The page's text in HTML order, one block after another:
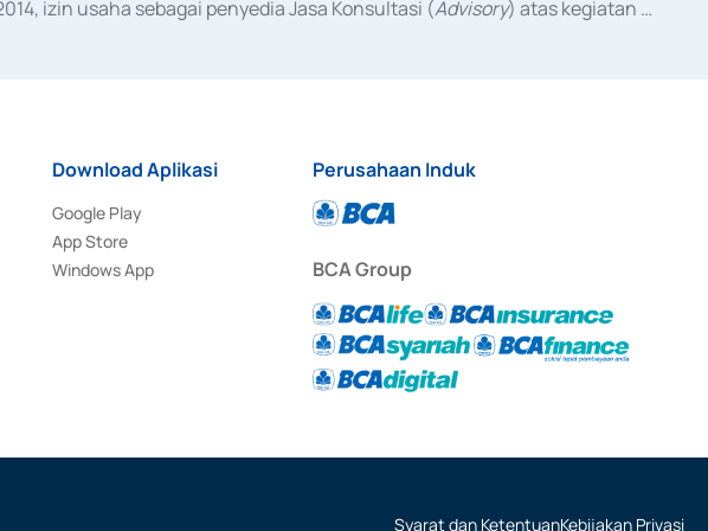
izin usaha sebagai penyedia Jasa Konsultasi (Advisory) atas kegiatan
Download Aplikasi
Google Play
App Store
Windows App
Perusahaan Induk
BCA Group
Syarat dan KetentuanKebijakan Privasi